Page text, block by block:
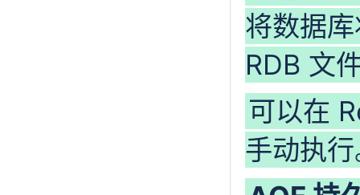
将数据
RDB 文
可以在
手动执